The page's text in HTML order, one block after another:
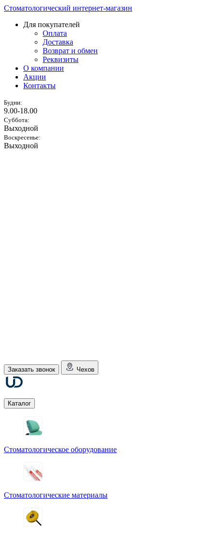
Стоматологический интернет-магазин
Для покупателей
Оплата
Доставка
Возврат и обмен
Реквизиты
О компании
Акции
Контакты
Будни:
9.00-18.00
Суббота:
Выходной
Воскресенье:
Выходной
Заказать звонок Чехов
Каталог
Стоматологическое оборудование
Стоматологические материалы